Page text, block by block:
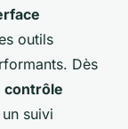
outils
Dès
contrôle
suivi